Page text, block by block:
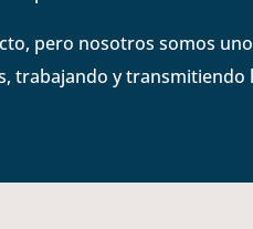
pero nosotros somos
trabajando y